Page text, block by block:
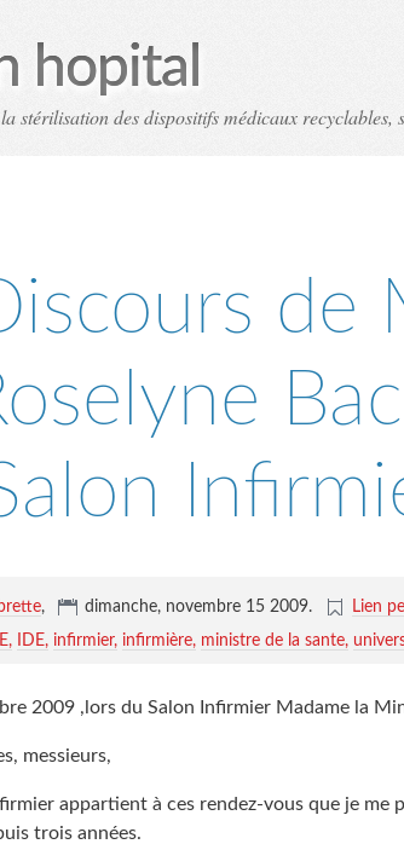
hopital
stérilisation des dispositifs médicaux
de
, dimanche, novembre 15 2009. Lien
IDE infirmier infirmière ministre de la sante
2009 ,lors du Salon Infirmier Madame la
messieurs,
appartient à ces rendez-vous que je me
trois années.